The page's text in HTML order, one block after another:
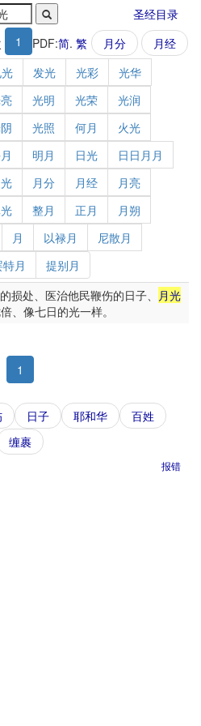
圣经目录
1 PDF:简. 繁 月分
月经
发光 光彩
光华
光明 光荣
光润
光照 何月
火光
明月 日光
日日月月
月分 月经
月亮
整月 正月
月朔
月 以禄月
尼散月
月
提别月
损处、医治他民鞭伤的日子、 月光
、像七日的光一样。
1
日子 耶和华
百姓
缠裹
报错